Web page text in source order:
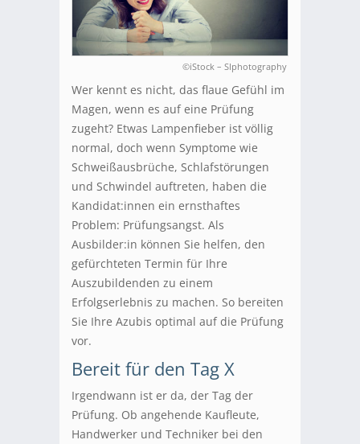
©iStock – SIphotography
Wer kennt es nicht, das flaue Gefühl im
Magen, wenn es auf eine Prüfung
zugeht? Etwas Lampenfieber ist völlig
normal, doch wenn Symptome wie
Schweißausbrüche, Schlafstörungen
und Schwindel auftreten, haben die
Kandidat:innen ein ernsthaftes
Problem: Prüfungsangst. Als
Ausbilder:in können Sie helfen, den
gefürchteten Termin für Ihre
Auszubildenden zu einem
Erfolgserlebnis zu machen. So bereiten
Sie Ihre Azubis optimal auf die Prüfung
vor.
Bereit für den Tag X
Irgendwann ist er da, der Tag der
Prüfung. Ob angehende Kaufleute,
Handwerker und Techniker bei den